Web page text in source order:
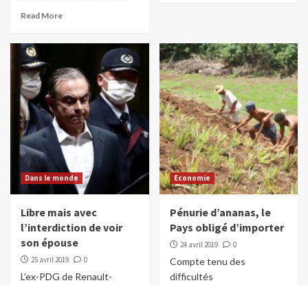
Read More
Dans le monde
Libre mais avec
l’interdiction de voir
son épouse
25 avril 2019 0
L’ex-PDG de Renault-
Economie
Pénurie d’ananas, le
Pays obligé d’importer
24 avril 2019 0
Compte tenu des
difficultés